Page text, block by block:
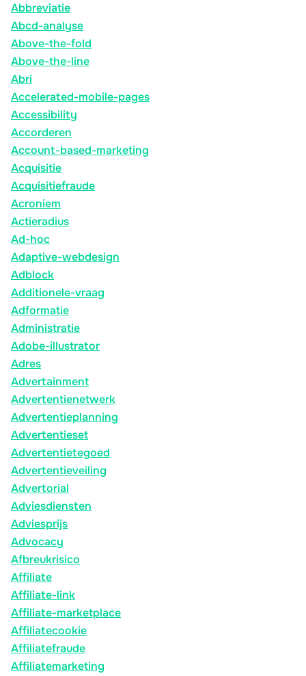
Abbreviatie
Abcd-analyse
Above-the-fold
Above-the-line
Abri
Accelerated-mobile-pages
Accessibility
Accorderen
Account-based-marketing
Acquisitie
Acquisitiefraude
Acroniem
Actieradius
Ad-hoc
Adaptive-webdesign
Adblock
Additionele-vraag
Adformatie
Administratie
Adobe-illustrator
Adres
Advertainment
Advertentienetwerk
Advertentieplanning
Advertentieset
Advertentietegoed
Advertentieveiling
Advertorial
Adviesdiensten
Adviesprijs
Advocacy
Afbreukrisico
Affiliate
Affiliate-link
Affiliate-marketplace
Affiliatecookie
Affiliatefraude
Affiliatemarketing